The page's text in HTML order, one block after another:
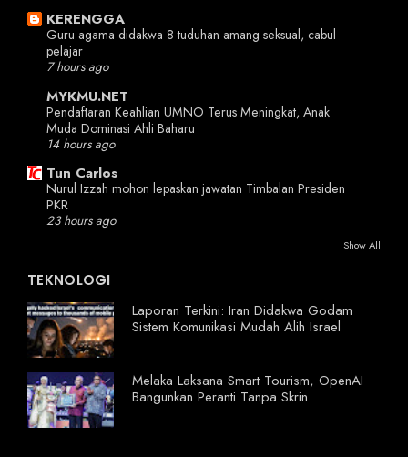
KERENGGA
Guru agama didakwa 8 tuduhan amang seksual, cabul
pelajar
7 hours ago
MYKMU.NET
Pendaftaran Keahlian UMNO Terus Meningkat, Anak
Muda Dominasi Ahli Baharu
14 hours ago
Tun Carlos
Nurul Izzah mohon lepaskan jawatan Timbalan Presiden
PKR
23 hours ago
Show All
TEKNOLOGI
Laporan Terkini: Iran Didakwa Godam
Sistem Komunikasi Mudah Alih Israel
Melaka Laksana Smart Tourism, OpenAI
Bangunkan Peranti Tanpa Skrin